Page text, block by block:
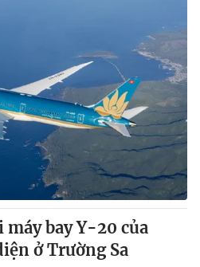
bay Y-20 của
ở Trường Sa